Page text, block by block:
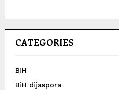
CATEGORIES
BiH
BiH dijaspora